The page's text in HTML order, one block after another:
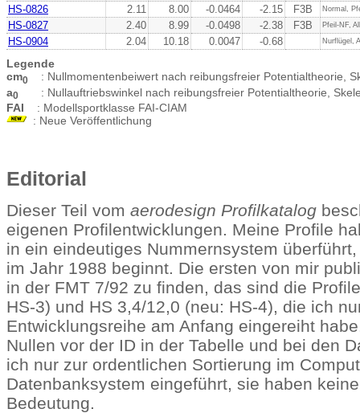
HS-0826 2.11 8.00 -0.0464 -2.15 F3B Normal,
HS-0827 2.40 8.99 -0.0498 -2.38 F3B Pfeil-NF,
HS-0904 2.04 10.18 0.0047 -0.68 Nurflügel,
Legende
cm0 : Nullmomentenbeiwert nach reibungsfreier Potentialtheorie,
a0 : Nullauftriebswinkel nach reibungsfreier Potentialtheorie,
FAI : Modellsportklasse FAI-CIAM
: Neue Veröffentlichung
Editorial
Dieser Teil vom aerodesign Profilkatalog
eigenen Profilentwicklungen. Meine Profile
in ein eindeutiges Nummernsystem
im Jahr 1988 beginnt. Die ersten von mir
in der FMT 7/92 zu finden, das sind die
HS-3) und HS 3,4/12,0 (neu: HS-4), die ich
Entwicklungsreihe am Anfang eingereiht
Nullen vor der ID in der Tabelle und bei den
ich nur zur ordentlichen Sortierung im
Datenbanksystem eingeführt, sie haben
Bedeutung.